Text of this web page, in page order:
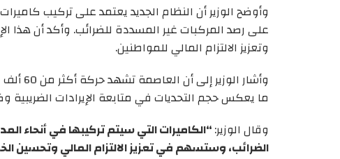
وأوضح الوزير أن النظام الجديد يعتمد على تركيب
على رصد المركبات غير المسددة للضرائب. وأكد أن هذا
وتعزيز الالتزام المالي للمواطنين.
ما يعكس حجم التحديات في متابعة الإيرادات
وقال الوزير:“الكاميرات التي سيتم تركيبها في أنحاء
الضرائب، وستسهم في تعزيز الالتزام المالي وتحسين